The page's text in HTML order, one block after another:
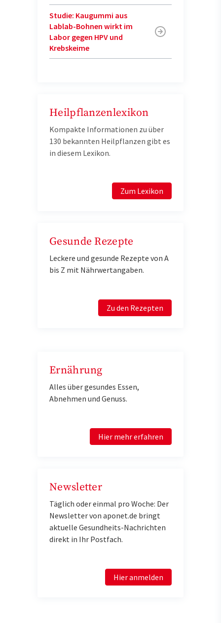
Studie: Kaugummi aus
Lablab-Bohnen wirkt im
Labor gegen HPV und
Krebskeime
Heilpflanzenlexikon
Kompakte Informationen zu über
130 bekannten Heilpflanzen gibt es
in diesem Lexikon.
Zum Lexikon
Gesunde Rezepte
Leckere und gesunde Rezepte von A
bis Z mit Nährwertangaben.
Zu den Rezepten
Ernährung
Alles über gesundes Essen,
Abnehmen und Genuss.
Hier mehr erfahren
Newsletter
Täglich oder einmal pro Woche: Der
Newsletter von aponet.de bringt
aktuelle Gesundheits-Nachrichten
direkt in Ihr Postfach.
Hier anmelden